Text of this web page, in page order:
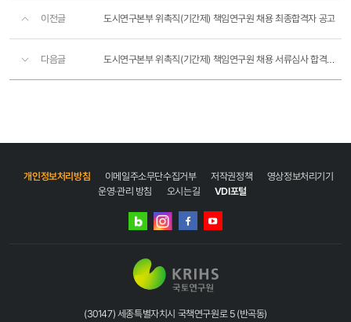
이전글 도시연구본부 위촉직(기간제) 책임연구원 채용 최종합격자 공고
다음글 도시연구본부 위촉직(기간제) 책임연구원 채용 서류심사 합격자 공고
개인정보처리방침 이메일주소무단수집거부 저작권정책
영상정보처리기기
운영·관리 방침
오시는길 VDI포털
네이버
인스타그램
(30147) 세종특별자치시 국책연구원로 5 (반곡동)